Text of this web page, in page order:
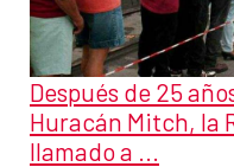
Después de 25
Huracán Mitch, la
llamado a ...